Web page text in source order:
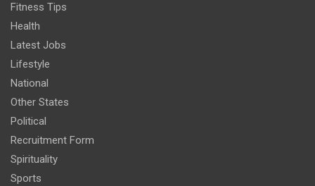
Fitness Tips
Health
Latest Jobs
Lifestyle
National
Other States
Political
Recruitment Form
Spirituality
Sports